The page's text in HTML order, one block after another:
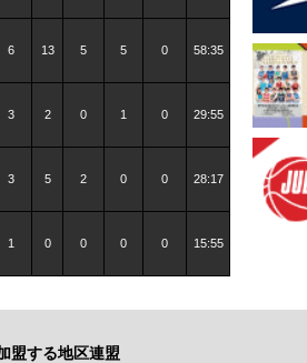
6 13 5 5 0 58:35
3 2 0 1 0 29:55
3 5 2 0 0 28:17
1 0 0 0 0 15:55
盟する地区連盟